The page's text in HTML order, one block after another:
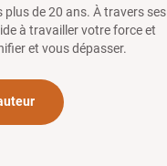
de 20 ans. À travers ses
à travailler votre force et
et vous dépasser.